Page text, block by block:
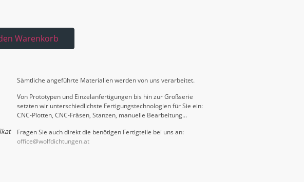
Warenkorb
Sämtliche angeführte Materialien werden von uns verarbeitet.
Von Prototypen und Einzelanfertigungen bis hin zur Großserie
setzten wir unterschiedlichste Fertigungstechnologien für Sie ein:
CNC-Plotten, CNC-Fräsen, Stanzen, manuelle Bearbeitung…
Fragen Sie auch direkt die benötigen Fertigteile bei uns an:
office@wolfdichtungen.at